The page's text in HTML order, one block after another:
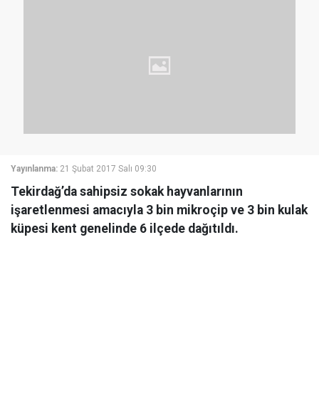
Yayınlanma: 21 Şubat 2017 Salı 09:30
Tekirdağ’da sahipsiz sokak hayvanlarının
işaretlenmesi amacıyla 3 bin mikroçip ve 3 bin kulak
küpesi kent genelinde 6 ilçede dağıtıldı.